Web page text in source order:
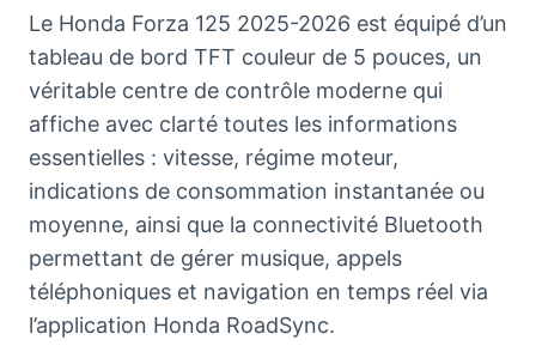
Le Honda Forza 125 2025-2026 est équipé d’un
tableau de bord TFT couleur de 5 pouces, un
véritable centre de contrôle moderne qui
affiche avec clarté toutes les informations
essentielles : vitesse, régime moteur,
indications de consommation instantanée ou
moyenne, ainsi que la connectivité Bluetooth
permettant de gérer musique, appels
téléphoniques et navigation en temps réel via
l’application Honda RoadSync.